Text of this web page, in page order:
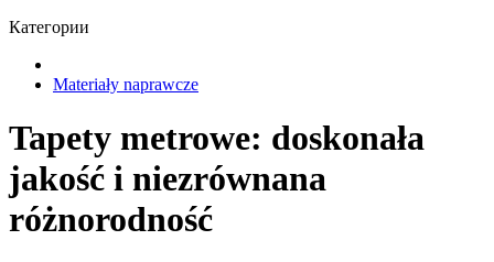
Категории
Materiały naprawcze
Tapety metrowe: doskonała
jakość i niezrównana
różnorodność